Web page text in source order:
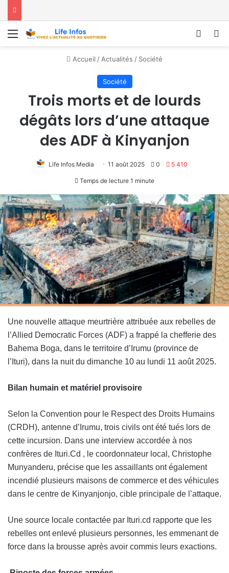
Menu
Accueil / Actualités / Société
Société
Trois morts et de lourds
dégâts lors d’une attaque
des ADF à Kinyanjon
Life Infos Media 11 août 2025 0 5 410
Temps de lecture 1 minute
Une nouvelle attaque meurtrière attribuée aux rebelles de
l’Allied Democratic Forces (ADF) a frappé la chefferie des
Bahema Boga, dans le territoire d’Irumu (province de
l’Ituri), dans la nuit du dimanche 10 au lundi 11 août 2025.
Bilan humain et matériel provisoire
Selon la Convention pour le Respect des Droits Humains
(CRDH), antenne d’Irumu, trois civils ont été tués lors de
cette incursion. Dans une interview accordée à nos
confrères de Ituri.Cd , le coordonnateur local, Christophe
Munyanderu, précise que les assaillants ont également
incendié plusieurs maisons de commerce et des véhicules
dans le centre de Kinyanjonjo, cible principale de l’attaque.
Une source locale contactée par Ituri.cd rapporte que les
rebelles ont enlevé plusieurs personnes, les emmenant de
force dans la brousse après avoir commis leurs exactions.